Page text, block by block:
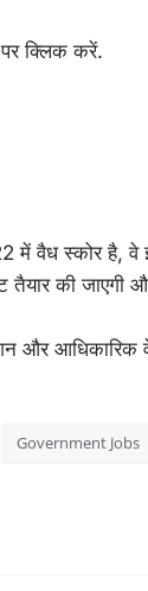
क्लिक करें.
में वैध स्कोर है, वे
की जाएगी
और
Government Jobs